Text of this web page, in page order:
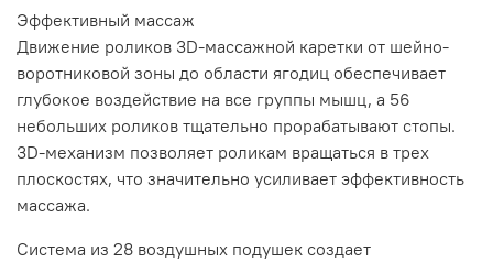
Эффективный массаж
Движение роликов 3D-массажной каретки от шейно-
воротниковой зоны до области ягодиц обеспечивает
глубокое воздействие на все группы мышц, а 56
небольших роликов тщательно прорабатывают стопы.
3D-механизм позволяет роликам вращаться в трех
плоскостях, что значительно усиливает эффективность
массажа.
Система из 28 воздушных подушек создает